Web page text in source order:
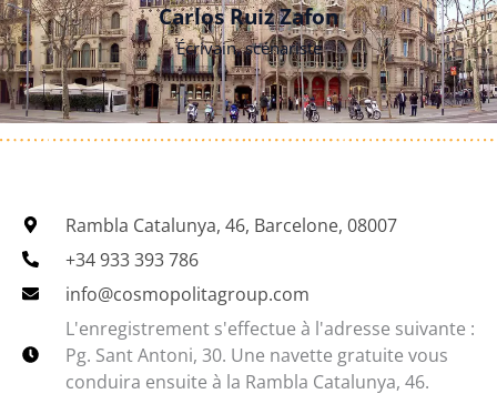
Carlos Ruiz Zafon
Écrivain, scénariste
Rambla Catalunya, 46, Barcelone, 08007
+34 933 393 786
info@cosmopolitagroup.com
L'enregistrement s'effectue à l'adresse suivante :
Pg. Sant Antoni, 30. Une navette gratuite vous
conduira ensuite à la Rambla Catalunya, 46.